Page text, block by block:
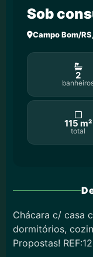
Sob
Campo Bom/
2
115 m²
total
Chácara c/ casa
dormitórios,
Propostas!